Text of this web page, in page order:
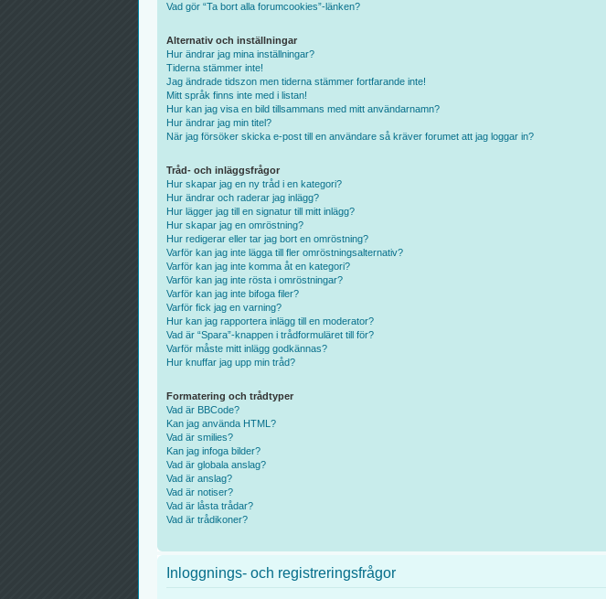
Vad gör “Ta bort alla forumcookies”-länken?
Alternativ och inställningar
Hur ändrar jag mina inställningar?
Tiderna stämmer inte!
Jag ändrade tidszon men tiderna stämmer fortfarande inte!
Mitt språk finns inte med i listan!
Hur kan jag visa en bild tillsammans med mitt användarnamn?
Hur ändrar jag min titel?
När jag försöker skicka e-post till en användare så kräver forumet att jag loggar in?
Tråd- och inläggsfrågor
Hur skapar jag en ny tråd i en kategori?
Hur ändrar och raderar jag inlägg?
Hur lägger jag till en signatur till mitt inlägg?
Hur skapar jag en omröstning?
Hur redigerar eller tar jag bort en omröstning?
Varför kan jag inte lägga till fler omröstningsalternativ?
Varför kan jag inte komma åt en kategori?
Varför kan jag inte rösta i omröstningar?
Varför kan jag inte bifoga filer?
Varför fick jag en varning?
Hur kan jag rapportera inlägg till en moderator?
Vad är “Spara”-knappen i trådformuläret till för?
Varför måste mitt inlägg godkännas?
Hur knuffar jag upp min tråd?
Formatering och trådtyper
Vad är BBCode?
Kan jag använda HTML?
Vad är smilies?
Kan jag infoga bilder?
Vad är globala anslag?
Vad är anslag?
Vad är notiser?
Vad är låsta trådar?
Vad är trådikoner?
Inloggnings- och registreringsfrågor